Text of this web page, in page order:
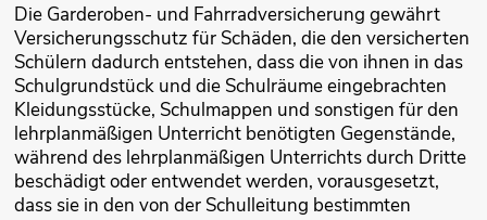
Die Garderoben- und Fahrradversicherung gewährt
Versicherungsschutz für Schä­den, die den versicherten
Schülern dadurch entstehen, dass die von ihnen in das
Schulgrundstück und die Schulräume eingebrachten
Kleidungsstücke, Schulmappen und sonstigen für den
lehrplanmäßigen Unter­richt benötigten Gegenstände,
während des lehrplanmäßigen Unterrichts durch Dritte
beschädigt oder entwendet werden, vorausgesetzt,
dass sie in den von der Schulleitung bestimmten